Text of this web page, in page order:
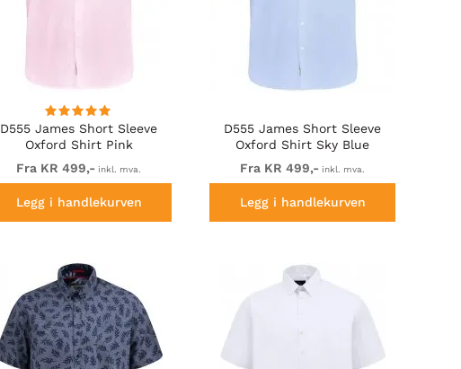
D555 James Short Sleeve
Oxford Shirt Pink
Fra KR 499,- inkl. mva.
Legg i handlekurven
D555 James Short Sleeve
Oxford Shirt Sky Blue
Fra KR 499,- inkl. mva.
Legg i handlekurven